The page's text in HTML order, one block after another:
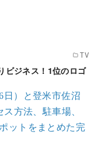
TV
ビジネス！1位のロゴ